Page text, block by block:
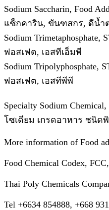
Sodium Saccharin, Food
แซ็กคาริน, ขันฑสกร, ดีน้ำ
Sodium
ฟอสเฟต, เอสทีเอ็มพี
Sodium Tripolyphosphate,
ฟอสเฟต, เอสทีพีพี
Specialty Sodium
โซเดียม เกรดอาหาร ชนิด
More information of Food
Food Chemical Codex,
Thai Poly Chemicals
Tel +6634 854888, +668